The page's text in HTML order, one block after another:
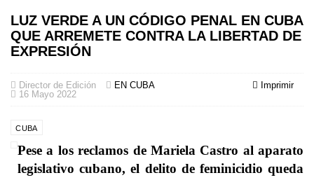
LUZ VERDE A UN CÓDIGO PENAL EN CUBA
QUE ARREMETE CONTRA LA LIBERTAD DE
EXPRESIÓN
Imprimir
Director de Edición
EN CUBA
16 Mayo 2022
CUBA
Pese a los reclamos de Mariela Castro al aparato
legislativo cubano, el delito de feminicidio queda